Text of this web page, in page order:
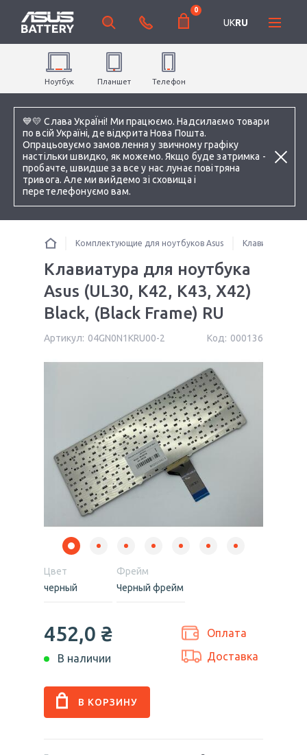
💙💛 Слава УкраЇні! Ми працюємо. Надсилаємо товари
по всій Україні, де відкрита Нова Пошта.
Опрацьовуємо замовлення у звичному графіку
настільки швидко, як можемо. Якщо буде затримка -
пробачте, швидше за все у нас лунає повітряна
тривога. Але ми вийдемо зі сховища і
перетелефонуємо вам.
0
UKRU
Ноутбук Планшет Телефон
Комплектующие для ноутбуков Asus Клавиатуры
Клавиатура для ноутбука
Asus (UL30, K42, K43, X42)
Black, (Black Frame) RU
Артикул: 04GN0N1KRU00-2 Код: 000136
Цвет
черный
Фрейм
Черный фрейм
452,0 ₴
В наличии
Оплата
Доставка